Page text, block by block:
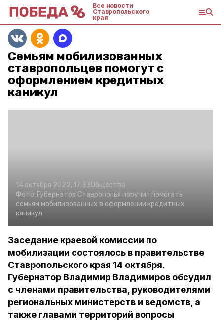
Все новости
Ставропольского
края
Семьям мобилизованных
ставропольцев помогут с
оформлением кредитных
каникул
14 октября 2022, 17:33Общество
Фото: Губернатор Ставрополья поручил помогать
семьям мобилизованных в оформлении кредитных
каникул
Заседание краевой комиссии по
мобилизации состоялось в правительстве
Ставропольского края 14 октября.
Губернатор Владимир Владимиров обсудил
с членами правительства, руководителями
региональных министерств и ведомств, а
также главами территорий вопросы